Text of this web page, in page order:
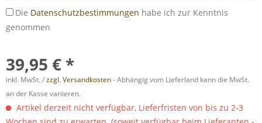
Die Datenschutzbestimmungen habe ich zur Kenntnis
genommen
39,95 € *
inkl. MwSt. /zzgl. Versandkosten- Abhängig vom Lieferland kann die MwSt.
an der Kasse variieren.
Artikel derzeit nicht verfügbar, Lieferfristen von bis zu 2-3